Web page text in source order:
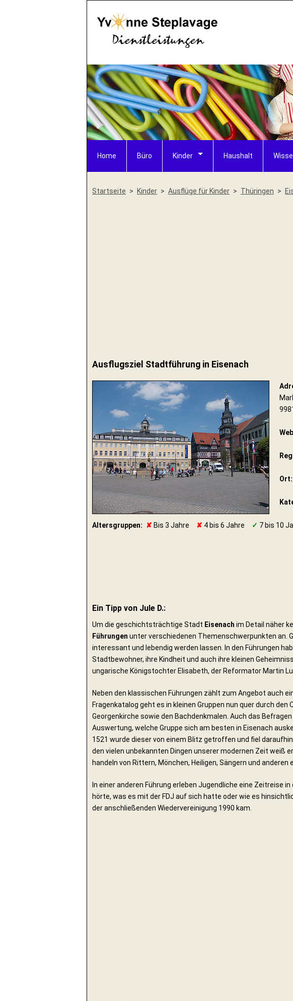
Home Büro Kinder Haushalt
Startseite Kinder Ausflüge für Kinder Thüringen
Ausflugsziel Stadtführung in Eisenach
Ort:
Altersgruppen: ✘ Bis 3 Jahre ✘ 4 bis 6 Jahre ✓ 7 bis 10
Ein Tipp von Jule D.:
Um die geschichtsträchtige Stadt Eisenach im Detail näher
Führungen unter verschiedenen Themenschwerpunkten an.
interessant und lebendig werden lassen. In den Führungen
Stadtbewohner, ihre Kindheit und auch ihre kleinen
ungarische Königstochter Elisabeth, der Reformator Martin
Neben den klassischen Führungen zählt zum Angebot auch
Fragenkatalog geht es in kleinen Gruppen nun quer durch
Georgenkirche sowie den Bachdenkmalen. Auch das
Auswertung, welche Gruppe sich am besten in Eisenach
1521 wurde dieser von einem Blitz getroffen und fiel
den vielen unbekannten Dingen unserer modernen Zeit weiß
handeln von Rittern, Mönchen, Heiligen, Sängern und anderen
In einer anderen Führung erleben Jugendliche eine Zeitreise
hörte, was es mit der FDJ auf sich hatte oder wie es
der anschließenden Wiedervereinigung 1990 kam.